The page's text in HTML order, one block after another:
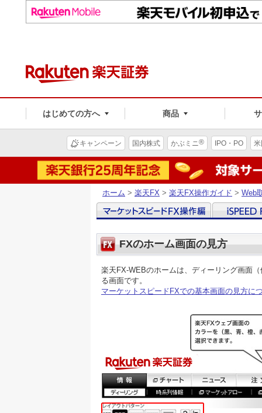
はじめての方へ 商品
キャンペーン 国内株式 かぶミニ® IPO・PO
ホーム > 楽天FX > 楽天FX操作ガイド > Web
FXのホーム画面の見方
楽天FX-WEBのホームは、ディーリング画面
る画面です。
マーケットスピードFXでの基本画面の見方に